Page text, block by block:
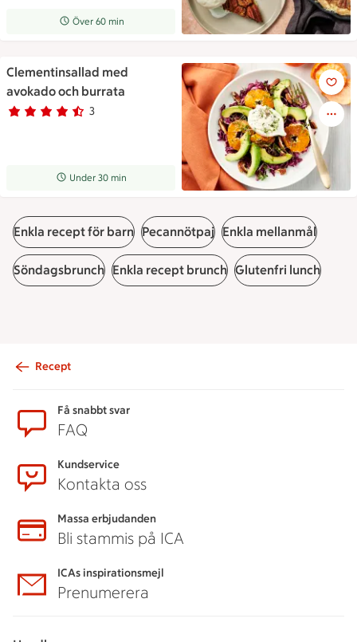
Receptet tar Över 60 min att tillaga
Över 60 min
Clementinsallad med
avokado och burrata
Betyg 4.7 av 5. 3
3 personer har röstat
Receptet tar Under 30 min att tillaga
Under 30 min
Clementinsallad med
Enkla recept för barn Pecannötpaj Enkla mellanmål
Söndagsbrunch Enkla recept brunch Glutenfri lunch
Recept
Få snabbt svar
FAQ
Kundservice
Kontakta oss
Massa erbjudanden
Bli stammis på ICA
ICAs inspirationsmejl
Prenumerera